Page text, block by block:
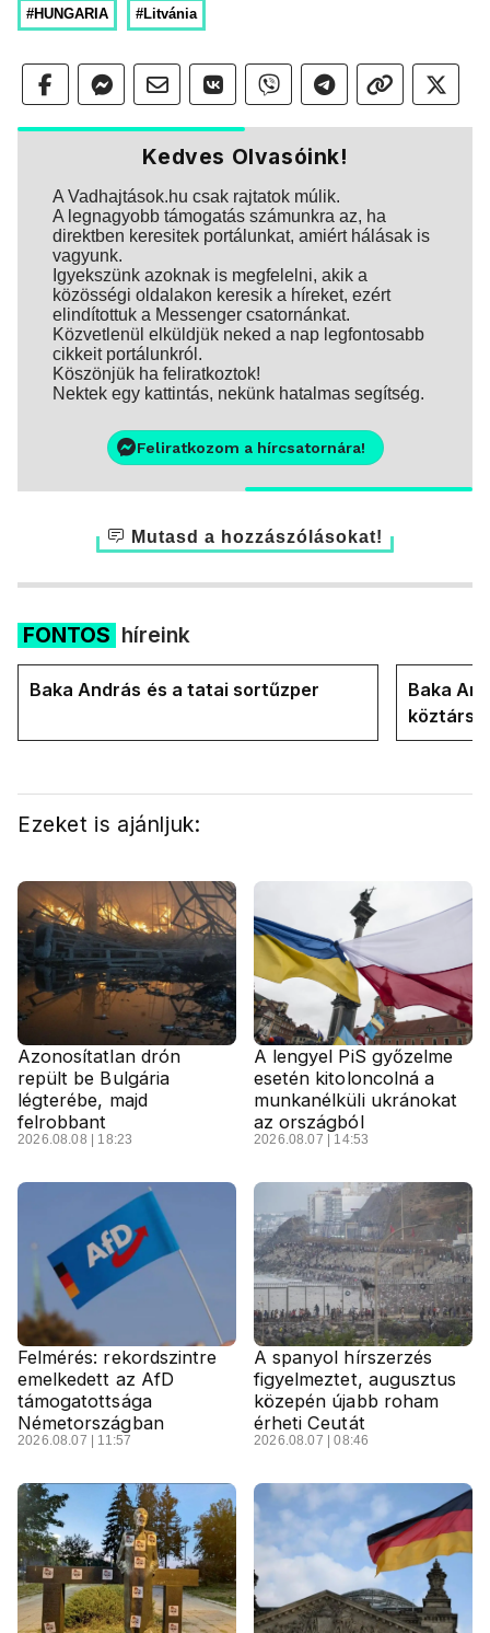
#HUNGARIA #Litvánia
Kedves Olvasóink!
A Vadhajtások.hu csak rajtatok múlik.
A legnagyobb támogatás számunkra az, ha
direktben keresitek portálunkat, amiért hálásak is
vagyunk.
Igyekszünk azoknak is megfelelni, akik a
közösségi oldalakon keresik a híreket, ezért
elindítottuk a Messenger csatornánkat.
Közvetlenül elküldjük neked a nap legfontosabb
cikkeit portálunkról.
Köszönjük ha feliratkoztok!
Nektek egy kattintás, nekünk hatalmas segítség.
Feliratkozom a hírcsatornára!
Mutasd a hozzászólásokat!
FONTOS híreink
Baka András és a tatai sortűzper
Baka
Ezeket is ajánljuk:
Azonosítatlan drón
repült be Bulgária
légterébe, majd
felrobbant
2026.08.08 | 18:23
A lengyel PiS győzelme
esetén kitoloncolná a
munkanélküli ukránokat
az országból
2026.08.07 | 14:53
Felmérés: rekordszintre
emelkedett az AfD
támogatottsága
Németországban
2026.08.07 | 11:57
A spanyol hírszerzés
figyelmeztet, augusztus
közepén újabb roham
érheti Ceutát
2026.08.07 | 08:46